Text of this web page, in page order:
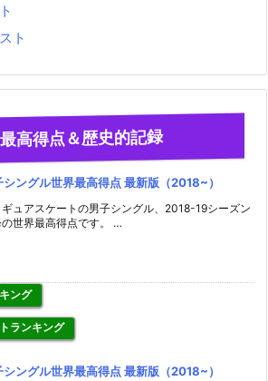
ト
高得点＆歴史的記録
シングル世界最高得点 最新版（2018~）
ギュアスケートの男子シングル、2018-19シーズン
の世界最高得点です。 …
ング
ランキング
シングル世界最高得点 最新版（2018~）